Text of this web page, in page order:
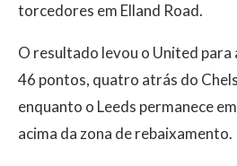
torcedores em Elland Road.
O resultado levou o United para
46 pontos, quatro atrás do
enquanto o Leeds permanece
acima da zona de rebaixamento.